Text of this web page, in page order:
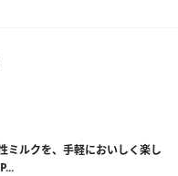
ミルクを、手軽においしく楽し